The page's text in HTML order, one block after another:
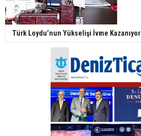
Türk Loydu’nun Yükselişi İvme Kazanıyor